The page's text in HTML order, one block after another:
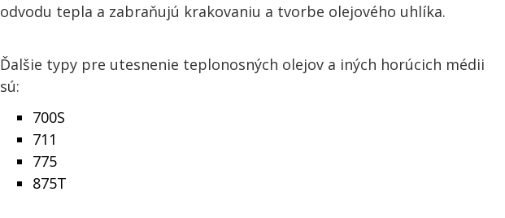
odvodu tepla a zabraňujú krakovaniu a tvorbe olejového uhlíka.
Ďalšie typy pre utesnenie teplonosných olejov a iných horúcich médii
sú:
700S
711
775
875T